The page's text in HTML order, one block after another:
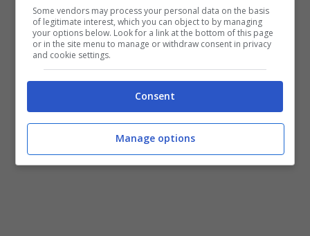
Some vendors may process your personal data on the basis
of legitimate interest, which you can object to by managing
your options below. Look for a link at the bottom of this page
or in the site menu to manage or withdraw consent in privacy
and cookie settings.
Consent
Manage options